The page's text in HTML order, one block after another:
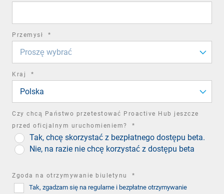
Przemysł *
Proszę wybrać
Kraj *
Polska
Czy chcą Państwo przetestować Proactive Hub jeszcze
przed oficjalnym uruchomieniem?
*
field
Tak, chcę skorzystać z bezpłatnego dostępu beta.
Nie, na razie nie chcę korzystać z dostępu beta
Zgoda na otrzymywanie biuletynu *
field
Tak, zgadzam się na regularne i bezpłatne otrzymywanie